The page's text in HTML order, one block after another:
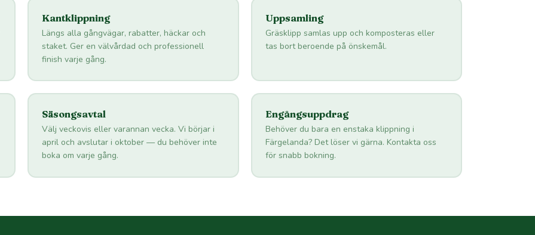
Kantklippning
Längs alla gångvägar, rabatter, häckar och
staket. Ger en välvårdad och professionell
finish varje gång.
Uppsamling
Gräsklipp samlas upp och komposteras eller
tas bort beroende på önskemål.
Säsongsavtal
Välj veckovis eller varannan vecka. Vi börjar i
april och avslutar i oktober — du behöver inte
boka om varje gång.
Engångsuppdrag
Behöver du bara en enstaka klippning i
Färgelanda? Det löser vi gärna. Kontakta oss
för snabb bokning.